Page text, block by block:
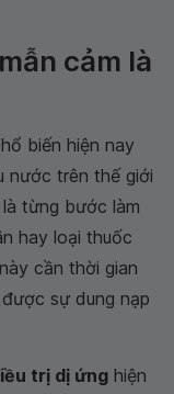
cảm là
biến hiện nay
nước trên thế giới
từng bước làm
hay loại thuốc
cần thời gian
sự dung nạp
trị dị ứng hiện